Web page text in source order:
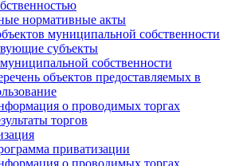
нормативные акты
муниципальной собственности
субъекты
собственности
объектов предоставляемых в
о проводимых торгах
торгов
приватизации